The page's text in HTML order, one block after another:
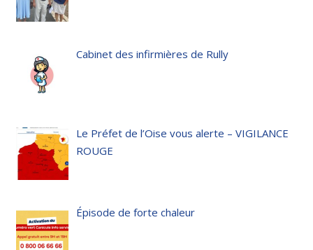
Cabinet des infirmières de Rully
Le Préfet de l’Oise vous alerte – VIGILANCE
ROUGE
Épisode de forte chaleur